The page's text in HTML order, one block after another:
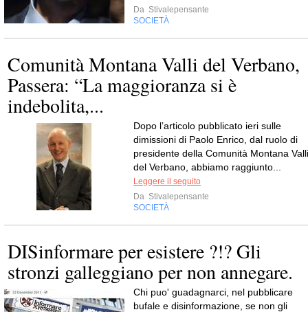
Da Stivalepensante
SOCIETÀ
Comunità Montana Valli del Verbano,
Passera: “La maggioranza si è
indebolita,...
Dopo l’articolo pubblicato ieri sulle
dimissioni di Paolo Enrico, dal ruolo di
presidente della Comunità Montana Valli
del Verbano, abbiamo raggiunto...
Leggere il seguito
Da Stivalepensante
SOCIETÀ
DISinformare per esistere ?!? Gli
stronzi galleggiano per non annegare.
Chi puo' guadagnarci, nel pubblicare
bufale e disinformazione, se non gli